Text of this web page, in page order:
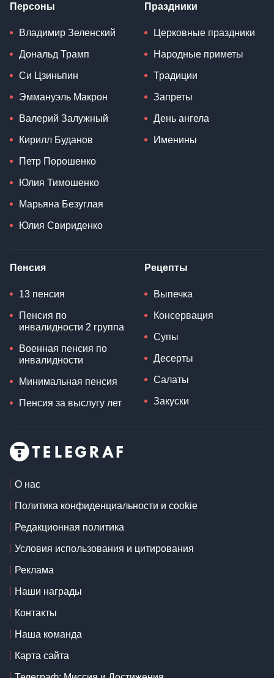
Персоны
Владимир Зеленский
Дональд Трамп
Си Цзиньпин
Эммануэль Макрон
Валерий Залужный
Кирилл Буданов
Петр Порошенко
Юлия Тимошенко
Марьяна Безуглая
Юлия Свириденко
Праздники
Церковные праздники
Народные приметы
Традиции
Запреты
День ангела
Именины
Пенсия
13 пенсия
Пенсия по
инвалидности 2 группа
Военная пенсия по
инвалидности
Минимальная пенсия
Пенсия за выслугу лет
Рецепты
Выпечка
Консервация
Супы
Десерты
Салаты
Закуски
О нас
Политика конфиденциальности и cookie
Редакционная политика
Условия использования и цитирования
Реклама
Наши награды
Контакты
Наша команда
Карта сайта